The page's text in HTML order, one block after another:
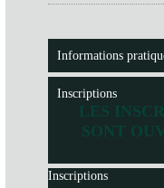
Informations
Inscriptions
LES
SONT
Inscriptions